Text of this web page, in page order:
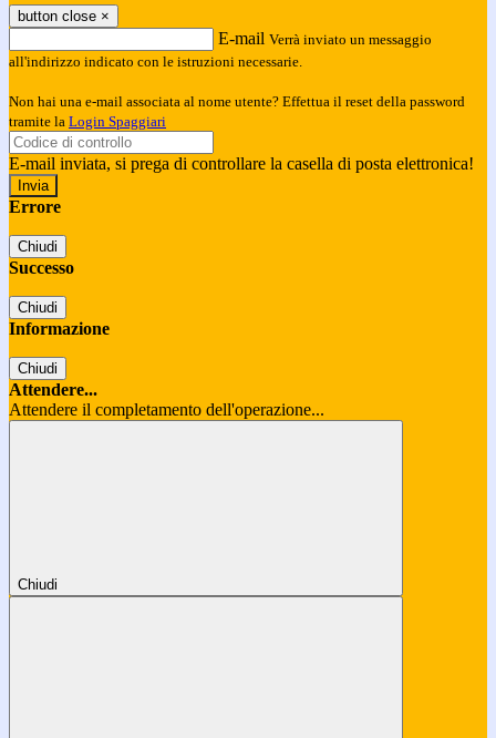
button close ×
E-mail Verrà inviato un messaggio
all'indirizzo indicato con le istruzioni necessarie.
Non hai una e-mail associata al nome utente? Effettua il reset della password
tramite la Login Spaggiari
E-mail inviata, si prega di controllare la casella di posta elettronica!
Errore
Chiudi
Successo
Chiudi
Informazione
Chiudi
Attendere...
Attendere il completamento dell'operazione...
Chiudi